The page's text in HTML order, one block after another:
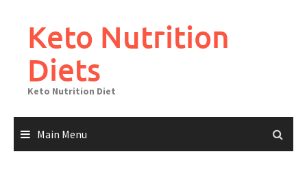
contentKeto Nutrition
Diets
Keto Nutrition Diet
Main Menu